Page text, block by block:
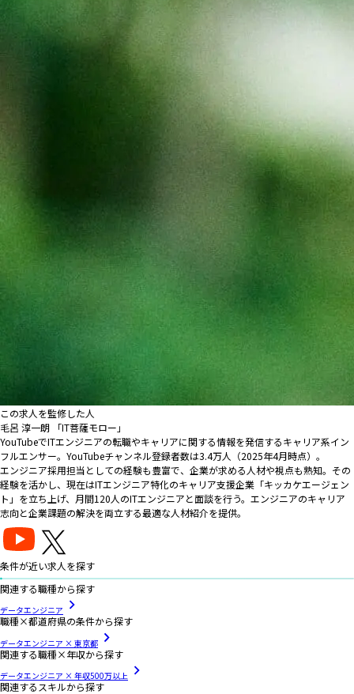
この求人を監修した人
毛呂 淳一朗 「IT菩薩モロー」
YouTubeでITエンジニアの転職やキャリアに関する情報を発信するキャリア系イン
フルエンサー。YouTubeチャンネル登録者数は3.4万人（2025年4月時点）。
エンジニア採用担当としての経験も豊富で、企業が求める人材や視点も熟知。その
経験を活かし、現在はITエンジニア特化のキャリア支援企業「キッカケエージェン
ト」を立ち上げ、月間120人のITエンジニアと面談を行う。エンジニアのキャリア
志向と企業課題の解決を両立する最適な人材紹介を提供。
条件が近い求人を探す
関連する職種から探す
データエンジニア
職種×都道府県の条件から探す
データエンジニア × 東京都
関連する職種×年収から探す
データエンジニア × 年収500万以上
関連するスキルから探す